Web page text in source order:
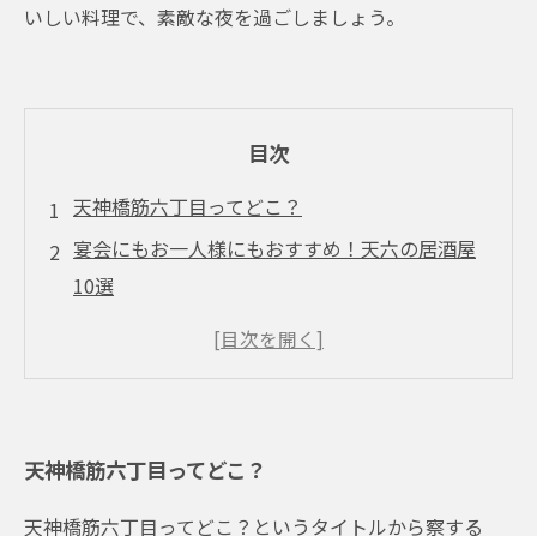
いしい料理で、素敵な夜を過ごしましょう。
目次
天神橋筋六丁目ってどこ？
宴会にもお一人様にもおすすめ！天六の居酒屋
10選
天六で味わう絶品グルメ！おすすめ飲食店5選
天神橋筋六丁目ってどこ？
天神橋筋六丁目ってどこ？というタイトルから察する